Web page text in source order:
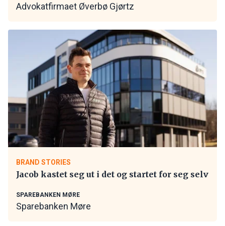
Advokatfirmaet Øverbø Gjørtz
BRAND STORIES
Jacob kastet seg ut i det og startet for seg selv
SPAREBANKEN MØRE
Sparebanken Møre